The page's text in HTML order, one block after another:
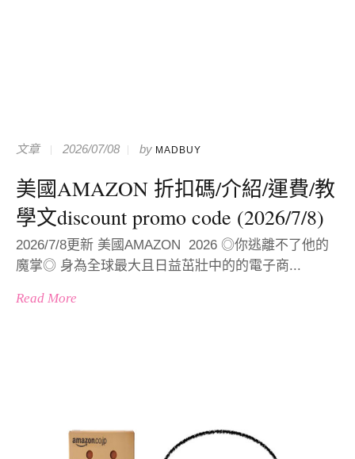
文章 2026/07/08 by MADBUY
美國AMAZON 折扣碼/介紹/運費/教
學文discount promo code (2026/7/8)
2026/7/8更新 美國AMAZON 2026 ◎你逃離不了他的
魔掌◎ 身為全球最大且日益茁壯中的的電子商...
Read More